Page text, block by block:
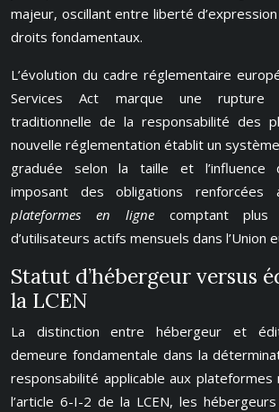
majeur, oscillant entre liberté
droits fondamentaux.
L’évolution du cadre réglementaire
Services Act marque une rupture
traditionnelle de la responsabilité des
nouvelle réglementation établit un
graduée selon la taille et l’influence
imposant des obligations
plateformes en lignecomptant plus
d’utilisateurs actifs mensuels dans l’Union
Statut d’hébergeur versus
la LCEN
La distinction entre hébergeur et
demeure fondamentale dans la
responsabilité applicable aux plateformes
l’article 6-I-2 de la LCEN, les hébergeurs